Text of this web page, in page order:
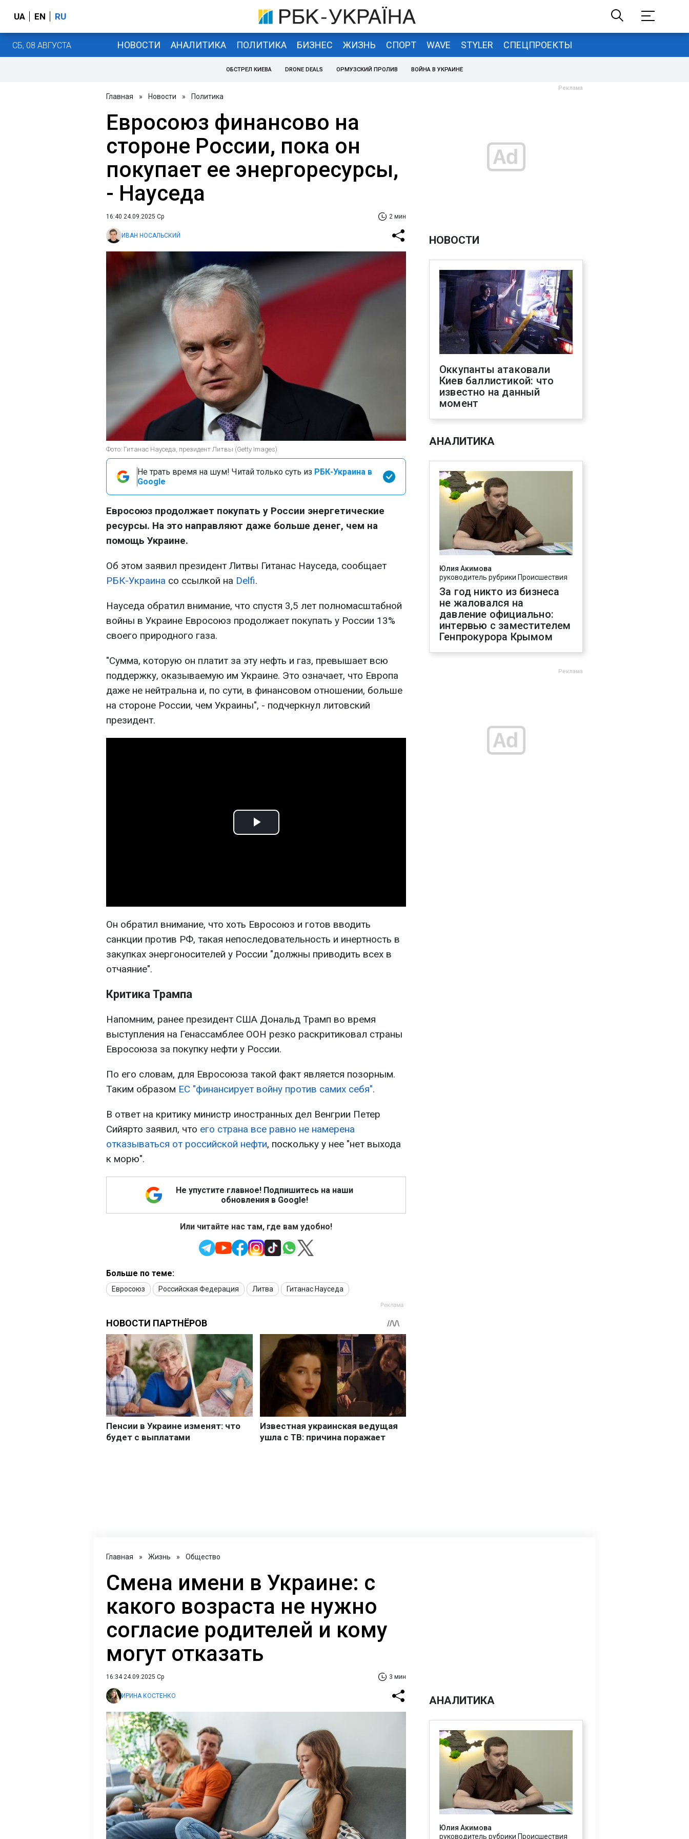
UA EN RU
СБ, 08 АВГУСТА НОВОСТИ АНАЛИТИКА ПОЛИТИКА БИЗНЕС ЖИЗНЬ СПОРТ WAVE STYLER СПЕЦПРОЕКТЫ
ОБСТРЕЛ КИЕВА DRONE DEALS ОРМУЗСКИЙ ПРОЛИВ ВОЙНА В УКРАИНЕ
Главная » Новости » Политика
Евросоюз финансово на
стороне России, пока он
покупает ее энергоресурсы,
- Науседа
16:40 24.09.2025 Ср 2 мин
ИВАН НОСАЛЬСКИЙ
Фото: Гитанас Науседа, президент Литвы (Getty Images)
Не трать время на шум! Читай только суть из РБК-Украина в
Google
Евросоюз продолжает покупать у России энергетические
ресурсы. На это направляют даже больше денег, чем на
помощь Украине.
Об этом заявил президент Литвы Гитанас Науседа, сообщает
РБК-Украина со ссылкой на Delfi.
Науседа обратил внимание, что спустя 3,5 лет полномасштабной
войны в Украине Евросоюз продолжает покупать у России 13%
своего природного газа.
"Сумма, которую он платит за эту нефть и газ, превышает всю
поддержку, оказываемую им Украине. Это означает, что Европа
даже не нейтральна и, по сути, в финансовом отношении, больше
на стороне России, чем Украины", - подчеркнул литовский
президент.
Play
Он обратил внимание, что хоть Евросоюз и готов вводить
санкции против РФ, такая непоследовательность и инертность в
закупках энергоносителей у России "должны приводить всех в
отчаяние".
Критика Трампа
Напомним, ранее президент США Дональд Трамп во время
выступления на Генассамблее ООН резко раскритиковал страны
Евросоюза за покупку нефти у России.
По его словам, для Евросоюза такой факт является позорным.
Таким образом ЕС "финансирует войну против самих себя".
В ответ на критику министр иностранных дел Венгрии Петер
Сийярто заявил, что его страна все равно не намерена
отказываться от российской нефти, поскольку у нее "нет выхода
к морю".
Не упустите главное! Подпишитесь на наши
обновления в Google!
Или читайте нас там, где вам удобно!
Больше по теме:
Евросоюз Российская Федерация Литва Гитанас Науседа
НОВОСТИ
Оккупанты атаковали
Киев баллистикой: что
известно на данный
момент
АНАЛИТИКА
Юлия Акимова
руководитель рубрики Происшествия
За год никто из бизнеса
не жаловался на
давление официально:
интервью с заместителем
Генпрокурора Крымом
Главная » Жизнь » Общество
Смена имени в Украине: с
какого возраста не нужно
согласие родителей и кому
могут отказать
16:34 24.09.2025 Ср 3 мин
ИРИНА КОСТЕНКО АНАЛИТИКА
Юлия Акимова
руководитель рубрики Происшествия